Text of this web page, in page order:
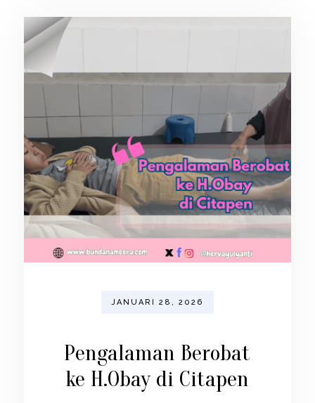
JANUARI 28, 2026
Pengalaman Berobat
ke H.Obay di Citapen